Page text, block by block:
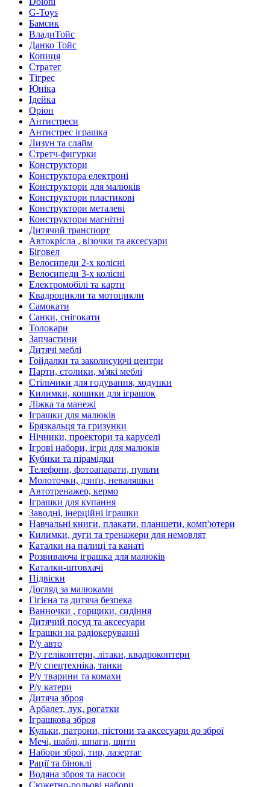
G-Toys
Бамсик
ВладиТойс
Данко Тойс
Копиця
Стратег
Тігрес
Юніка
Ідейка
Оріон
Антистреси
Антистрес іграшка
Лизун та слайм
Стретч-фигурки
Конструктори
Конструктора електроні
Конструктори для малюків
Конструктори пластикові
Конструктори металеві
Конструктори магнітні
Дитячий транспорт
Автокрісла , візочки та аксесуари
Біговел
Велосипеди 2-х колісні
Велосипеди 3-х колісні
Електромобілі та карти
Квадроцикли та мотоцикли
Самокати
Санки, снігокати
Толокари
Запчастини
Дитячі меблі
Гойдалки та заколисуючі центри
Парти, столики, м'які меблі
Стільчики для годування, ходунки
Килимки, кошики для іграшок
Ліжка та манежі
Іграшки для малюків
Брязкальця та гризунки
Нічники, проектори та каруселі
Ігрові набори, ігри для малюків
Кубики та пірамідки
Телефони, фотоапарати, пульти
Молоточки, дзиґи, неваляшки
Автотренажер, кермо
Іграшки для купання
Заводні, інерційні іграшки
Навчальні книги, плакати, планшети, комп'ютери
Килимки, дуги та тренажери для немовлят
Каталки на палиці та канаті
Розвиваюча іграшка для малюків
Каталки-штовхачі
Підвіски
Догляд за малюками
Гігієна та дитяча безпека
Ванночки , горщики, сидіння
Дитячий посуд та аксесуари
Іграшки на радіокеруванні
Р/у авто
Р/у гелікоптери, літаки, квадрокоптери
Р/у спецтехніка, танки
Р/у тварини та комахи
Р/у катери
Дитяча зброя
Арбалет, лук, рогатки
Іграшкова зброя
Кульки, патрони, пістони та аксесуари до зброї
Мечі, шаблі, шпаги, щити
Набори зброї, тир, лазертаг
Рації та біноклі
Водяна зброя та насоси
Сюжетно-рольові набори